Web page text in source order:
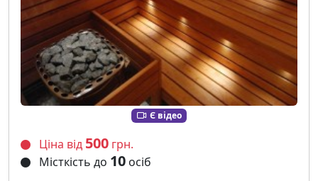
Є відео
Ціна від 500 грн.
Місткість до 10 осіб